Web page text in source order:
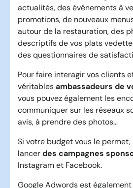
actualités, des événements à
promotions, de nouveaux
autour de la restauration, des
descriptifs de vos plats
des questionnaires de
Pour faire interagir vos clients
véritablesambassadeurs de
vous pouvez également les
communiquer sur les réseaux
avis, à prendre des photos…
Si votre budget vous le permet,
lancerdes campagnes
Instagram et Facebook.
Google Adwords est